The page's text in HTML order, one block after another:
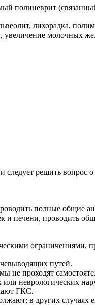
полиневрит
лихорадка,
молочных
решить вопрос
полные общие
печени, проводить
ограничениями,
путей.
проходят
неврологических
ГКС.
в других случаях